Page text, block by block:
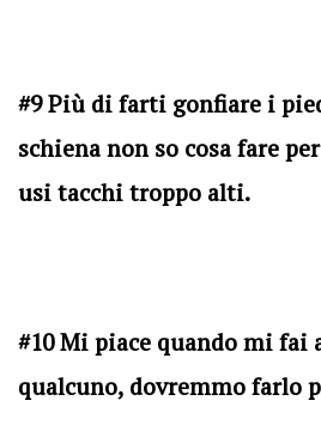
#9 Più di farti gonfiare i
schiena non so cosa fare
usi tacchi troppo alti.
#10 Mi piace quando mi fai
qualcuno, dovremmo farlo